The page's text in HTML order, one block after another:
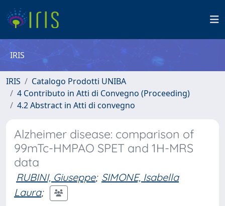
IRIS
IRIS
Catalogo Prodotti UNIBA
4 Contributo in Atti di Convegno (Proceeding)
4.2 Abstract in Atti di convegno
Alzheimer disease: comparison of
99mTc-HMPAO SPET and 1H-MRS
data
RUBINI, Giuseppe; SIMONE, Isabella
Laura;